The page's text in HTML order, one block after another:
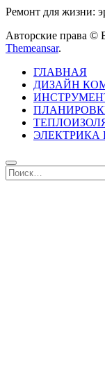
Ремонт для жизни:
Авторские права ©
Themeansar.
ГЛАВНАЯ
ДИЗАЙН
Найти: